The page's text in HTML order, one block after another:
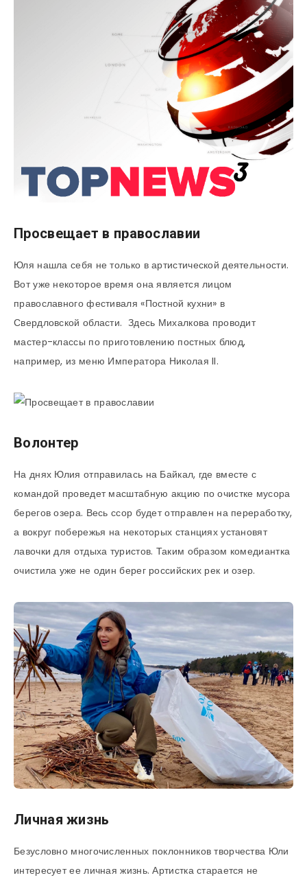
Просвещает в православии
Юля нашла себя не только в артистической деятельности.
Вот уже некоторое время она является лицом
православного фестиваля «Постной кухни» в
Свердловской области. Здесь Михалкова проводит
мастер-классы по приготовлению постных блюд,
например, из меню Императора Николая II.
Волонтер
На днях Юлия отправилась на Байкал, где вместе с
командой проведет масштабную акцию по очистке мусора
берегов озера. Весь ссор будет отправлен на переработку,
а вокруг побережья на некоторых станциях установят
лавочки для отдыха туристов. Таким образом комедиантка
очистила уже не один берег российских рек и озер.
Личная жизнь
Безусловно многочисленных поклонников творчества Юли
интересует ее личная жизнь. Артистка старается не